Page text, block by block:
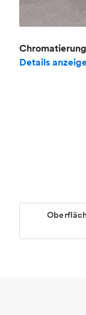
Chromatierung
Details